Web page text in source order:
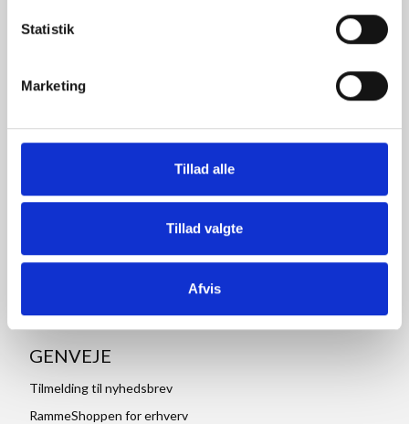
Statistik
Marketing
Tillad alle
Tillad valgte
Afvis
30x40 cm rammer
15x21 cm rammer
A5 rammer
Rammer i specialmål
Plakater
GENVEJE
Tilmelding til nyhedsbrev
RammeShoppen for erhverv